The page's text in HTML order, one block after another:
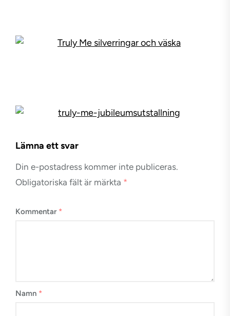
Lämna ett svar
Din e-postadress kommer inte publiceras.
Obligatoriska fält är märkta *
Kommentar *
Namn *